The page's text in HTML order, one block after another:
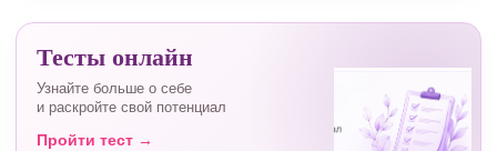
Тесты онлайн
Узнайте больше о себе
и раскройте свой потенциал
Пройти тест →